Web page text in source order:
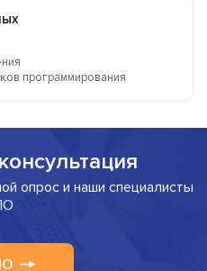
программирования
опрос и наши специалисты